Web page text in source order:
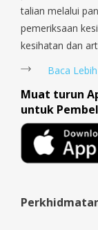
talian melalui
pemeriksaan
kesihatan dan
Baca
Muat turun
untuk